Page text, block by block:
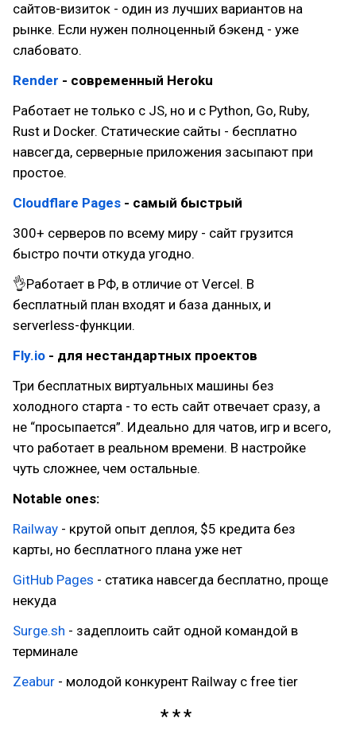
сайтов-визиток - один из лучших вариантов на
рынке. Если нужен полноценный бэкенд - уже
слабовато.
Render - современный Heroku
Работает не только с JS, но и с Python, Go, Ruby,
Rust и Docker. Статические сайты - бесплатно
навсегда, серверные приложения засыпают при
простое.
Cloudflare Pages - самый быстрый
300+ серверов по всему миру - сайт грузится
быстро почти откуда угодно.
👌Работает в РФ, в отличие от Vercel. В
бесплатный план входят и база данных, и
serverless-функции.
Fly.io - для нестандартных проектов
Три бесплатных виртуальных машины без
холодного старта - то есть сайт отвечает сразу, а
не “просыпается”. Идеально для чатов, игр и всего,
что работает в реальном времени. В настройке
чуть сложнее, чем остальные.
Notable ones:
Railway - крутой опыт деплоя, $5 кредита без
карты, но бесплатного плана уже нет
GitHub Pages - статика навсегда бесплатно, проще
некуда
Surge.sh - задеплоить сайт одной командой в
терминале
Zeabur - молодой конкурент Railway с free tier